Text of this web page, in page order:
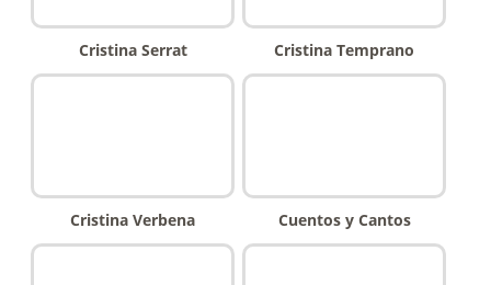
Cristina Serrat Cristina Temprano
Cristina Verbena Cuentos y Cantos